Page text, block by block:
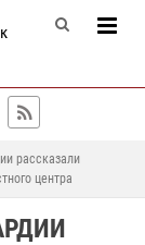
рассказали
центра